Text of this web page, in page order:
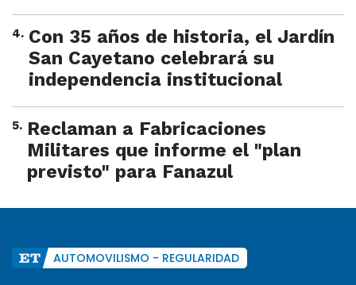
4. Con 35 años de historia, el Jardín
San Cayetano celebrará su
independencia institucional
5. Reclaman a Fabricaciones
Militares que informe el "plan
previsto" para Fanazul
AUTOMOVILISMO - REGULARIDAD